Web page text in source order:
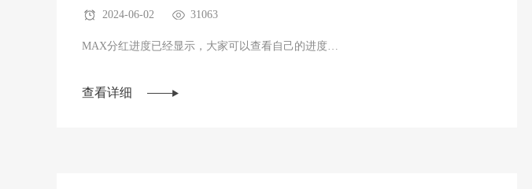
2024-06-02 31063
MAX分红进度已经显示，大家可以查看自己的进度…
查看详细